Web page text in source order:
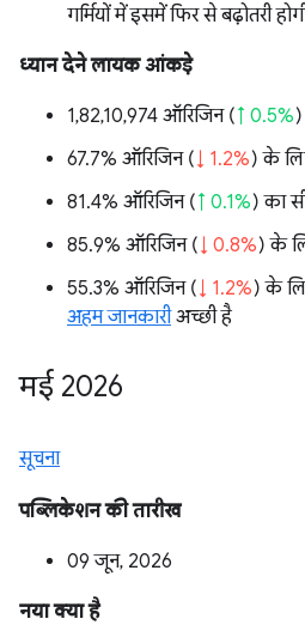
गर्मियों में इसमें फिर से बढ़ोतरी
ध्यान देने लायक आंकड़े
1,82,10,974 ऑरिजिन (↑ 0.5%)
67.7% ऑरिजिन (↓ 1.2%) के
81.4% ऑरिजिन (↑ 0.1%) का
85.9% ऑरिजिन (↓ 0.8%) के
55.3% ऑरिजिन (↓ 1.2%) के
अहम जानकारीअच्छी है
मई 2026
सूचना
पब्लिकेशन की तारीख
09 जून, 2026
नया क्या है